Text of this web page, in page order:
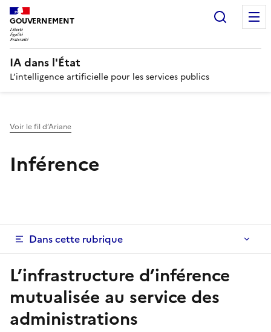
GOUVERNEMENT
IA dans l'État
L’intelligence artificielle pour les services publics
Voir le fil d’Ariane
Inférence
Dans cette rubrique
L’infrastructure d’inférence
mutualisée au service des
administrations